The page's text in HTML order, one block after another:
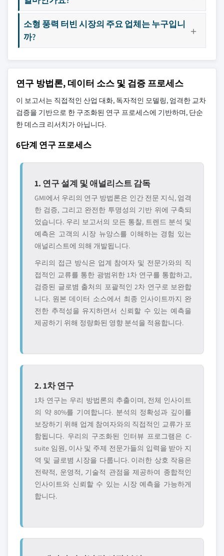
소형 풍력 터빈 시장의 주요 업체는 누구입니
까?
연구 방법론, 데이터 소스 및 검증 프로세스
이 보고서는 직접적인 산업 대화, 독자적인 모델링, 엄격한 교차
검증을 기반으로 한 구조화된 연구 프로세스에 기반하며, 단순
한 데스크 리서치가 아닙니다.
6단계 연구 프로세스
1. 연구 설계 및 애널리스트 감독
GMI에서 우리의 연구 방법론은 인간 전문 지식, 엄격
한 검증, 그리고 완전한 투명성의 기반 위에 구축되
었습니다. 우리 보고서의 모든 통찰, 트렌드 분석 및
예측은 고객의 시장 뉴앙스를 이해하는 경험 있는
애널리스트에 의해 개발됩니다.
우리의 접근 방식은 업계 참여자 및 전문가와의 직
접적인 교류를 통한 광범위한 1차 연구를 통합하고,
검증된 글로볌 출처의 포괄적인 2차 연구로 보완합
니다. 원본 데이터 소스에서 최종 인사이트까지 완
전한 추적성을 유지하면서 신뢰할 수 있는 예측을
제공하기 위해 정량화된 영향 분석을 적용합니다.
2. 1차 연구
1차 연구는 우리 방법론의 추출이며, 전체 인사이트
의 약 80%를 기여합니다. 분석의 정확성과 깊이를
보장하기 위해 업계 참여자와의 직접적인 교류가 포
함됩니다. 우리의 구조화된 인터뷰 프로그램은 C-
suite 임원, 이사 및 주제 전문가들의 입력을 받아 지
역 및 글로볌 시장을 다룹니다. 이러한 상호 작용은
전략적, 운영적, 기술적 관점을 제공하여 종합적인
인사이트와 신뢰할 수 있는 시장 예측을 가능하게
합니다.